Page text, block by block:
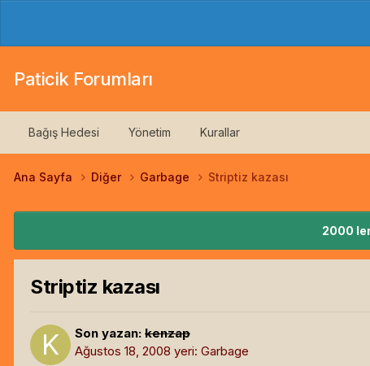
Paticik Forumları
Bağış Hedesi Yönetim Kurallar
Ana Sayfa Diğer Garbage Striptiz kazası
2000
Striptiz kazası
Son yazan: kenzap
Ağustos 18, 2008 yeri: Garbage